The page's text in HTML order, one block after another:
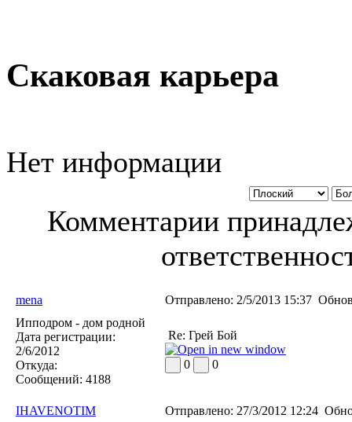
Скаковая карьера
Нет информации
Комментарии
mena Отправлено: 2/5/2013 15:37
Ипподром - дом родной
Дата регистрации:
2/6/2012
Откуда:
Сообщений: 4188
Re: Грей Бой
0 0
IHAVENOTIM Отправлено: 27/3/2012 12:24